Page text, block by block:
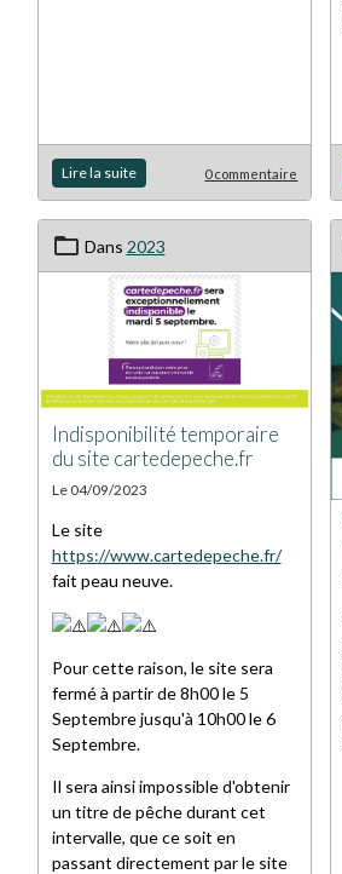
Lire la suite 0 commentaire
Dans 2023
Indisponibilité temporaire
du site cartedepeche.fr
Le 04/09/2023
Le site
https://www.cartedepeche.fr/
fait peau neuve.
Pour cette raison, le site sera
fermé à partir de 8h00 le 5
Septembre jusqu'à 10h00 le 6
Septembre.
Il sera ainsi impossible d'obtenir
un titre de pêche durant cet
intervalle, que ce soit en
passant directement par le site